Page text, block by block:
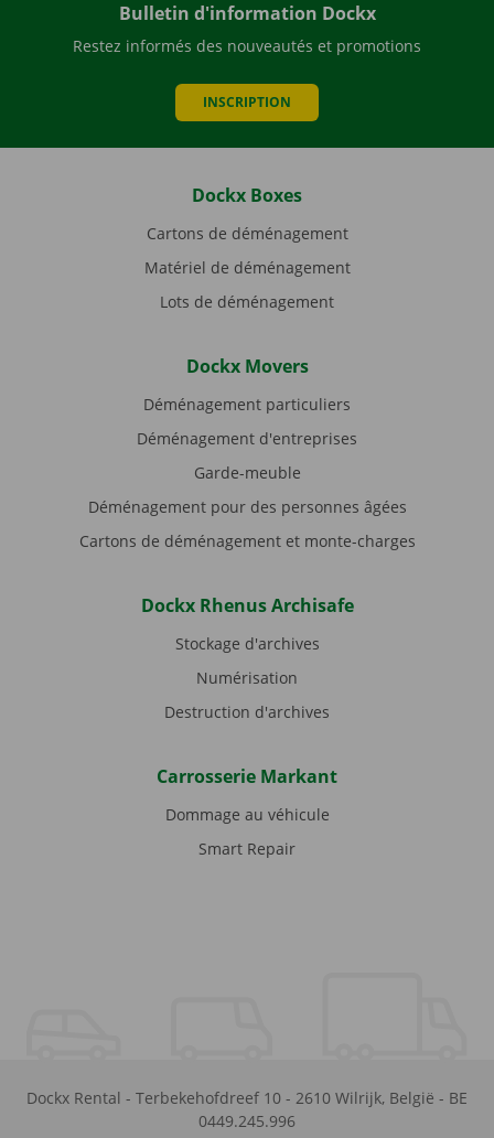
Bulletin d'information Dockx
Restez informés des nouveautés et promotions
INSCRIPTION
Dockx Boxes
Cartons de déménagement
Matériel de déménagement
Lots de déménagement
Dockx Movers
Déménagement particuliers
Déménagement d'entreprises
Garde-meuble
Déménagement pour des personnes âgées
Cartons de déménagement et monte-charges
Dockx Rhenus Archisafe
Stockage d'archives
Numérisation
Destruction d'archives
Carrosserie Markant
Dommage au véhicule
Smart Repair
Dockx Rental - Terbekehofdreef 10 - 2610 Wilrijk, België - BE
0449.245.996